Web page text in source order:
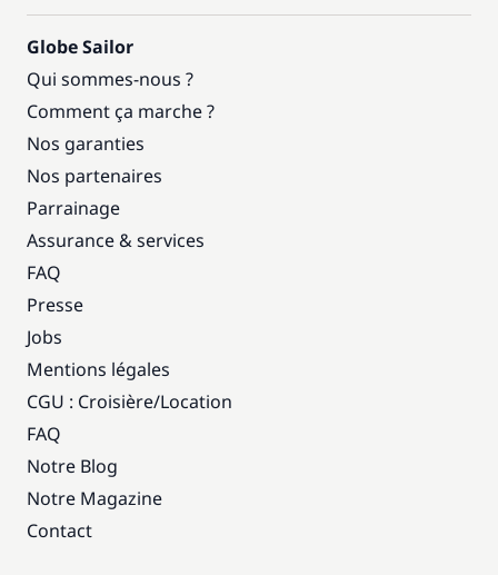
Globe Sailor
Qui sommes-nous ?
Comment ça marche ?
Nos garanties
Nos partenaires
Parrainage
Assurance & services
FAQ
Presse
Jobs
Mentions légales
CGU : Croisière/Location
FAQ
Notre Blog
Notre Magazine
Contact